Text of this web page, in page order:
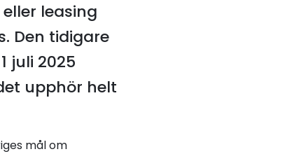
leasing
Den tidigare
juli 2025
upphör helt
mål om